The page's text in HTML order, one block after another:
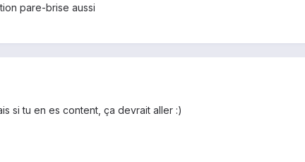
pare-brise aussi
si tu en es content, ça devrait aller :)